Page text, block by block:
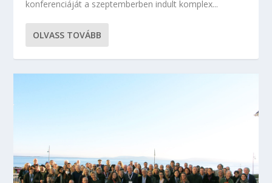
konferenciáját a szeptemberben indult komplex...
OLVASS TOVÁBB